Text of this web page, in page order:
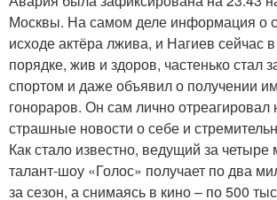
Москвы. На самом деле информация о
исходе актёра лжива, и Нагиев сейчас
порядке, жив и здоров, частенько стал
спортом и даже объявил о получении
гонораров. Он сам лично отреагировал
страшные новости о себе и
Как стало известно, ведущий за
талант-шоу «Голос» получает по два
за сезон, а снимаясь в кино – по 500